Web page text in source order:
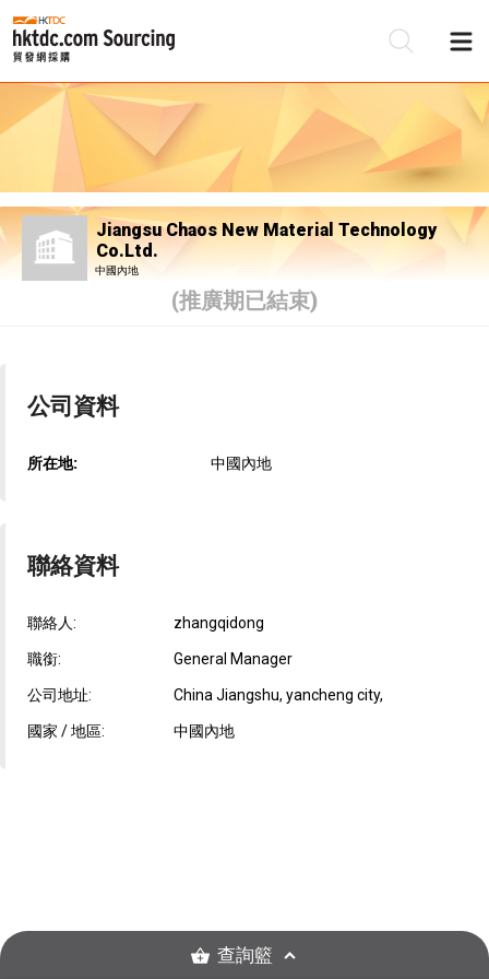
Jiangsu Chaos New Material Technology
Co.Ltd.
中國內地
(推廣期已結束)
公司資料
所在地: 中國內地
聯絡資料
聯絡人: zhangqidong
職銜: General Manager
公司地址: China Jiangshu, yancheng city,
國家 / 地區: 中國內地
查詢籃